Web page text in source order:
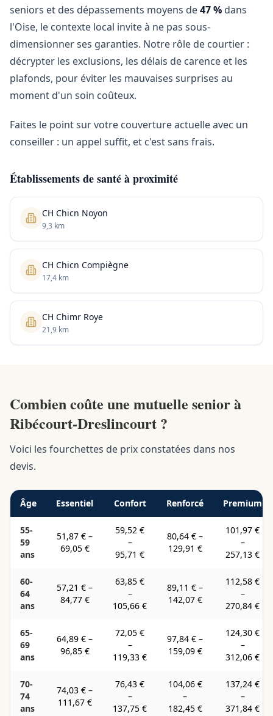
seniors et des dépassements moyens de47 % dans
l'Oise, le contexte local invite à ne pas sous-
dimensionner ses garanties. Notre rôle de courtier :
décrypter les exclusions, les délais de carence et les
plafonds, pour éviter les mauvaises surprises au
moment d'un soin coûteux.
Faites le point sur votre couverture actuelle avec un
conseiller : un appel suffit, et c'est sans frais.
Établissements de santé à proximité
CH Chicn Noyon
9,3 km
CH Chicn Compiègne
17,4 km
CH Chimr Roye
21,9 km
Combien coûte une mutuelle senior à
Ribécourt-Dreslincourt ?
Voici les fourchettes de prix constatées dans nos
devis.
Âge Essentiel Confort Renforcé Premium
55-
59
ans
51,87 € –
69,05 €
59,52 €
–
95,71 €
80,64 € –
129,91 €
101,97 €
–
257,13 €
60-
64
ans
57,21 € –
84,77 €
63,85 €
–
105,66 €
89,11 € –
142,07 €
112,58 €
–
270,84 €
65-
69
ans
64,89 € –
96,85 €
72,05 €
–
119,33 €
97,84 € –
159,09 €
124,30 €
–
312,06 €
70-
74
ans
74,03 € –
111,67 €
76,43 €
–
137,75 €
104,06 €
–
182,45 €
137,24 €
–
371,84 €